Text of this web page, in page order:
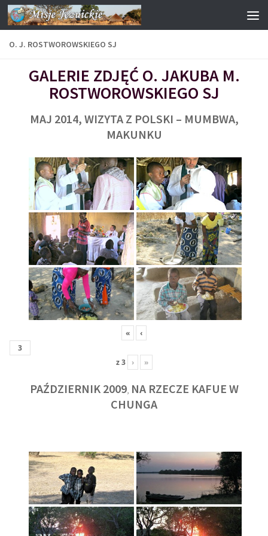
Przejdź do treści
O. J. ROSTWOROWSKIEGO SJ
GALERIE ZDJĘĆ O. JAKUBA M.
ROSTWOROWSKIEGO SJ
MAJ 2014, WIZYTA Z POLSKI – MUMBWA,
MAKUNKU
« ‹
z3 › »
PAŹDZIERNIK 2009, NA RZECZE KAFUE W
CHUNGA